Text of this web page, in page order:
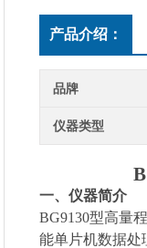
产品介绍：
品牌
仪器类型
一、仪器简介
BG9130型高量
能单片机数据处